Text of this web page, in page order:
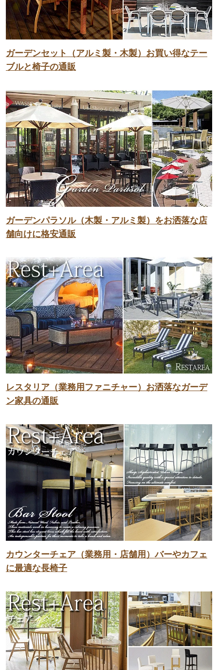
ガーデンセット（アルミ製・木製）お買い得なテー
ブルと椅子の通販
ガーデンパラソル（木製・アルミ製）をお洒落な店
舗向けに格安通販
レスタリア（業務用ファニチャー）お洒落なガーデ
ン家具の通販
カウンターチェア（業務用・店舗用）バーやカフェ
に最適な長椅子